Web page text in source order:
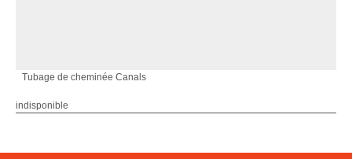
Tubage de cheminée Canals
indisponible